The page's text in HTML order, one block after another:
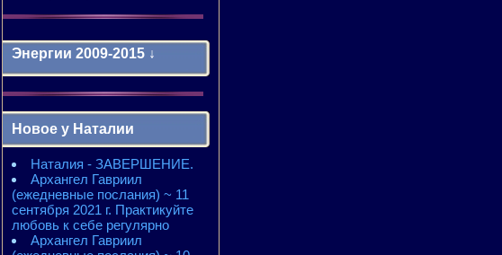
Энергии 2009-2015 ↓
2010 - энергии месяцев
2010 - ЭНЕРГИИ года
2011 - энергии месяцев
2011 - ЭНЕРГИИ года
2012 - энергии месяцев
2012 - ЭНЕРГИИ года
2013 - энергии месяцев
2013 - ЭНЕРГИИ года
2014 - энергии месяцев
Новое у Наталии
Наталия - ЗАВЕРШЕНИЕ.
Архангел Гавриил
(ежедневные послания) ~ 11
сентября 2021 г. Практикуйте
любовь к себе регулярно
Архангел Гавриил